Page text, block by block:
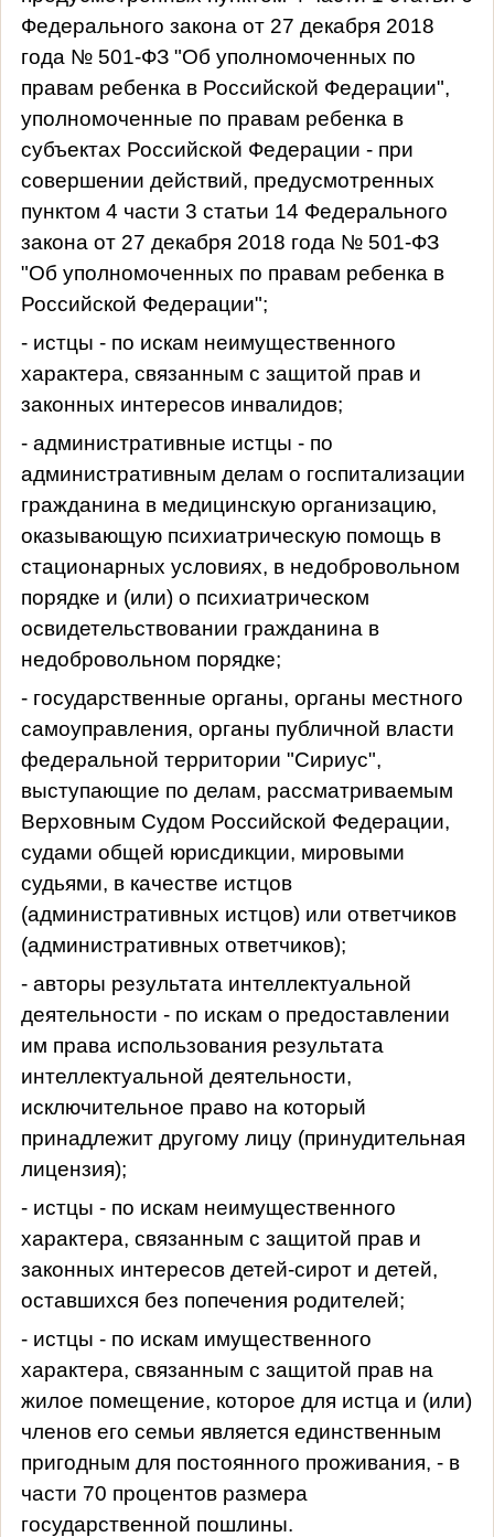
Федерального закона от 27 декабря 2018
года № 501-ФЗ "Об уполномоченных по
правам ребенка в Российской Федерации",
уполномоченные по правам ребенка в
субъектах Российской Федерации - при
совершении действий, предусмотренных
пунктом 4 части 3 статьи 14 Федерального
закона от 27 декабря 2018 года № 501-ФЗ
"Об уполномоченных по правам ребенка в
Российской Федерации";
- истцы - по искам неимущественного
характера, связанным с защитой прав и
законных интересов инвалидов;
- административные истцы - по
административным делам о госпитализации
гражданина в медицинскую организацию,
оказывающую психиатрическую помощь в
стационарных условиях, в недобровольном
порядке и (или) о психиатрическом
освидетельствовании гражданина в
недобровольном порядке;
- государственные органы, органы местного
самоуправления, органы публичной власти
федеральной территории "Сириус",
выступающие по делам, рассматриваемым
Верховным Судом Российской Федерации,
судами общей юрисдикции, мировыми
судьями, в качестве истцов
(административных истцов) или ответчиков
(административных ответчиков);
- авторы результата интеллектуальной
деятельности - по искам о предоставлении
им права использования результата
интеллектуальной деятельности,
исключительное право на который
принадлежит другому лицу (принудительная
лицензия);
- истцы - по искам неимущественного
характера, связанным с защитой прав и
законных интересов детей-сирот и детей,
оставшихся без попечения родителей;
- истцы - по искам имущественного
характера, связанным с защитой прав на
жилое помещение, которое для истца и (или)
членов его семьи является единственным
пригодным для постоянного проживания, - в
части 70 процентов размера
государственной пошлины.